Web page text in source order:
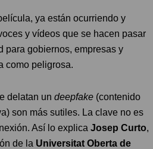
ya están ocurriendo y
y vídeos que se hacen pasar
para gobiernos, empresas y
como peligrosa.
delatan un deepfake (contenido
son más sutiles. La clave no es
Así lo explica Josep Curto,
de la Universitat Oberta de